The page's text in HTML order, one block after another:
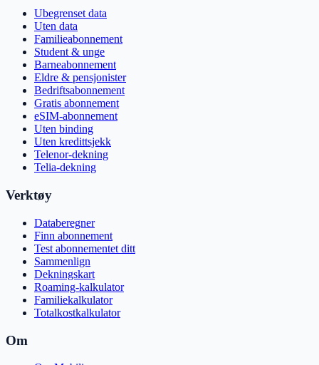
Ubegrenset data
Uten data
Familieabonnement
Student & unge
Barneabonnement
Eldre & pensjonister
Bedriftsabonnement
Gratis abonnement
eSIM-abonnement
Uten binding
Uten kredittsjekk
Telenor-dekning
Telia-dekning
Verktøy
Databeregner
Finn abonnement
Test abonnementet ditt
Sammenlign
Dekningskart
Roaming-kalkulator
Familiekalkulator
Totalkostkalkulator
Om